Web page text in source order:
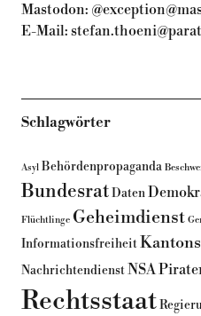
Mastodon:
E-Mail:
Schlagwörter
Asyl Behördenpropaganda
BundesratDaten
Flüchtlinge Geheimdienst
Informationsfreiheit
NachrichtendienstNSA
Rechtsstaat